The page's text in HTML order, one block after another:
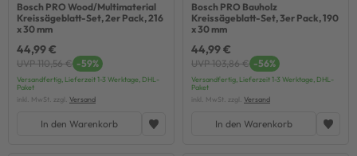
Bosch PRO Wood/Multimaterial
Kreissägeblatt-Set, 2er Pack, 216
x 30 mm
44,99 €
UVP 110,56 € -59%
Versandfertig, Lieferzeit 1-3 Werktage, DHL-
Paket
inkl. MwSt. zzgl. Versand
In den Warenkorb
Bosch PRO Bauholz
Kreissägeblatt-Set, 3er Pack, 190
x 30 mm
44,99 €
UVP 103,86 € -56%
Versandfertig, Lieferzeit 1-3 Werktage, DHL-
Paket
inkl. MwSt. zzgl. Versand
In den Warenkorb